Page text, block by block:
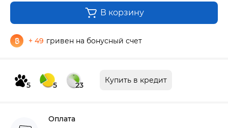
В корзину
+ 49 гривен на бонусный счет
5 5 23
Купить в кредит
Оплата